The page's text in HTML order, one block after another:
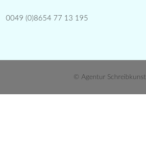
0049 (0)8654 77 13 195
© Agentur Schreibkunst